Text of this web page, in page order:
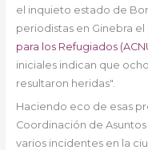
el inquieto estado de
periodistas en Ginebra
para los Refugiados
iniciales indican que
resultaron heridas".
Haciendo eco de esas
Coordinación de
varios incidentes en la